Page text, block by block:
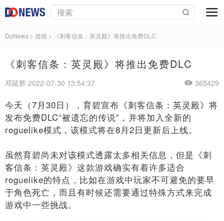
DoNews > 游戏 > 《刺客信条：英灵殿》将推出免费DLC
《刺客信条：英灵殿》将推出免费DLC
邓延辉 2022-07-30 13:54:37 365429
今天（7月30日），育碧宣布《刺客信条：英灵殿》将
发布免费DLC“被遗忘的传说”，并将加入全新的
roguelike模式，该模式将在8月2日更新后上线。
虽然育碧尚未对该模式透露太多相关信息，但是《刺
客信条：英灵殿》这款游戏确实有着许多适合
roguelike的特点，比如在游戏中玩家不可避免的要早
于角色死亡，而且有时候还需要通过特殊方式来完成
游戏中一些挑战。